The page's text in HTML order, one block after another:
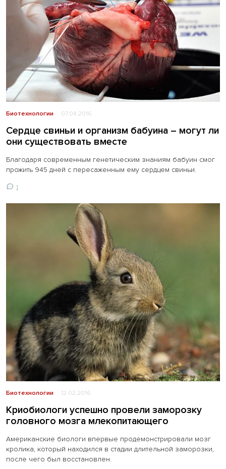
Биотехнологии 07.04.2016
Сердце свиньи и организм бабуина – могут ли
они существовать вместе
Благодаря современным генетическим знаниям бабуин смог
прожить 945 дней с пересаженным ему сердцем свиньи.
1
Биотехнологии 12.02.2016
Криобиологи успешно провели заморозку
головного мозга млекопитающего
Американские биологи впервые продемонстрировали мозг
кролика, который находился в стадии длительной заморозки,
после чего был восстановлен.